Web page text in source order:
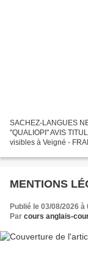
SACHEZ-LANGUES
"QUALIOPI" AVIS
visibles à Veigné -
Publié le 03/08/2026 à
Par cours anglais-cours d'espagnol 37-37250 VEIGNÉ-PARTICULIERS et